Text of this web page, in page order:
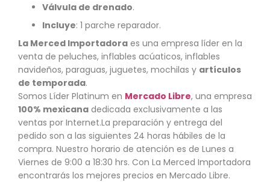
Válvula de drenado.
Incluye: 1 parche reparador.
La Merced Importadora es una empresa líder en la
venta de peluches, inflables acúaticos, inflables
navideños, paraguas, juguetes, mochilas y artículos
de temporada.
Somos Líder Platinum en Mercado Libre, una empresa
100% mexicana dedicada exclusivamente a las
ventas por Internet.La preparación y entrega del
pedido son a las siguientes 24 horas hábiles de la
compra. Nuestro horario de atención es de Lunes a
Viernes de 9:00 a 18:30 hrs. Con La Merced Importadora
encontrarás los mejores precios en Mercado Libre.